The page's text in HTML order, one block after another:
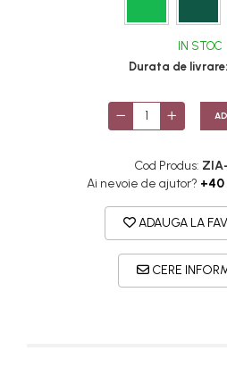
IN STOC
Durata de livrare:
Cod Produs:
Ai nevoie de ajutor? +40
ADAUGA LA
CERE